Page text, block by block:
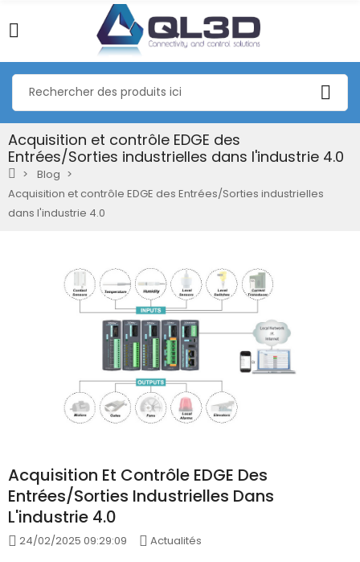
Acquisition et contrôle EDGE des
Entrées/Sorties industrielles dans l'industrie 4.0
Blog
Acquisition et contrôle EDGE des Entrées/Sorties industrielles
dans l'industrie 4.0
Acquisition Et Contrôle EDGE Des
Entrées/Sorties Industrielles Dans
L'industrie 4.0
24/02/2025 09:29:09 Actualités